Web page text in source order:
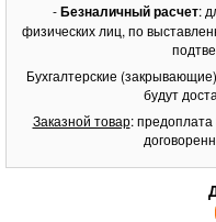
-Безналичный расчет:
физических лиц, по
Бухгалтерские
будут
Заказной товар: предоплата